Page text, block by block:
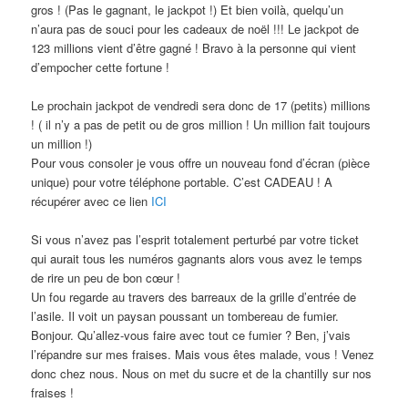
gros ! (Pas le gagnant, le jackpot !) Et bien voilà, quelqu’un
n’aura pas de souci pour les cadeaux de noël !!! Le jackpot de
123 millions vient d’être gagné ! Bravo à la personne qui vient
d’empocher cette fortune !
Le prochain jackpot de vendredi sera donc de 17 (petits) millions
! ( il n’y a pas de petit ou de gros million ! Un million fait toujours
un million !)
Pour vous consoler je vous offre un nouveau fond d’écran (pièce
unique) pour votre téléphone portable. C’est CADEAU ! A
récupérer avec ce lien ICI
Si vous n’avez pas l’esprit totalement perturbé par votre ticket
qui aurait tous les numéros gagnants alors vous avez le temps
de rire un peu de bon cœur !
Un fou regarde au travers des barreaux de la grille d’entrée de
l’asile. Il voit un paysan poussant un tombereau de fumier.
Bonjour. Qu’allez-vous faire avec tout ce fumier ? Ben, j’vais
l’répandre sur mes fraises. Mais vous êtes malade, vous ! Venez
donc chez nous. Nous on met du sucre et de la chantilly sur nos
fraises !